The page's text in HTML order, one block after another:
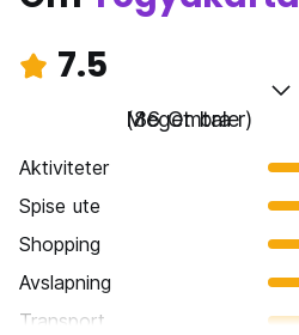
7.5
Meget bra
(86 Omtaler)
Aktiviteter
Spise ute
Shopping
Avslapning
Transport